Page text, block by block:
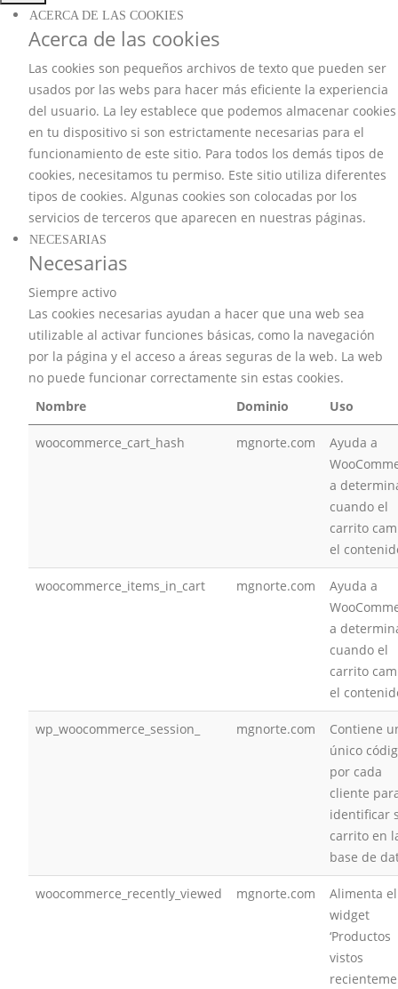
ACERCA DE LAS COOKIES
Acerca de las cookies
Las cookies son pequeños archivos de texto que pueden ser
usados por las webs para hacer más eficiente la experiencia
del usuario. La ley establece que podemos almacenar cookies
en tu dispositivo si son estrictamente necesarias para el
funcionamiento de este sitio. Para todos los demás tipos de
cookies, necesitamos tu permiso. Este sitio utiliza diferentes
tipos de cookies. Algunas cookies son colocadas por los
servicios de terceros que aparecen en nuestras páginas.
NECESARIAS
Necesarias
Siempre activo
Las cookies necesarias ayudan a hacer que una web sea
utilizable al activar funciones básicas, como la navegación
por la página y el acceso a áreas seguras de la web. La web
no puede funcionar correctamente sin estas cookies.
Nombre
Dominio Uso
woocommerce_cart_hash mgnorte.com
Ayuda a
a
cuando el
carrito
el
woocommerce_items_in_cart mgnorte.com
Ayuda a
a
cuando el
carrito
el
wp_woocommerce_session_ mgnorte.com
Contiene
único
por cada
cliente
identificar
carrito en
base de
woocommerce_recently_viewed mgnorte.com
Alimenta el
widget
‘Productos
vistos